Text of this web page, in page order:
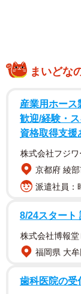
対象に実施され
ーネットを用い
まいどな
産業用ホース
歓迎/経験・
資格取得支援
株式会社フジワ
京都府 綾
派遣社員：
8/24スタート
株式会社博報
福岡県 大
歯科医院の受